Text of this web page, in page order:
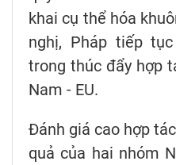
khai cụ thể hóa
nghị, Pháp tiếp
trong thúc đẩy hợp
Nam - EU.
Đánh giá cao hợp
quả của hai nhóm